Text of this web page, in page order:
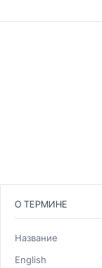
О ТЕРМИНЕ
Название
English